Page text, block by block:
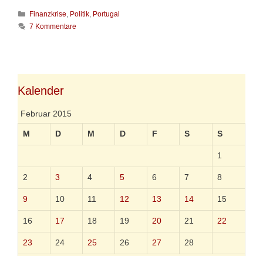
u
K
a
i
n
Finanzkrise, Politik, Portugal
7 Kommentare
Kalender
Februar 2015
M D M D F S S
1
2 3 4 5 6 7 8
9 10 11 12 13 14 15
16 17 18 19 20 21 22
23 24 25 26 27 28